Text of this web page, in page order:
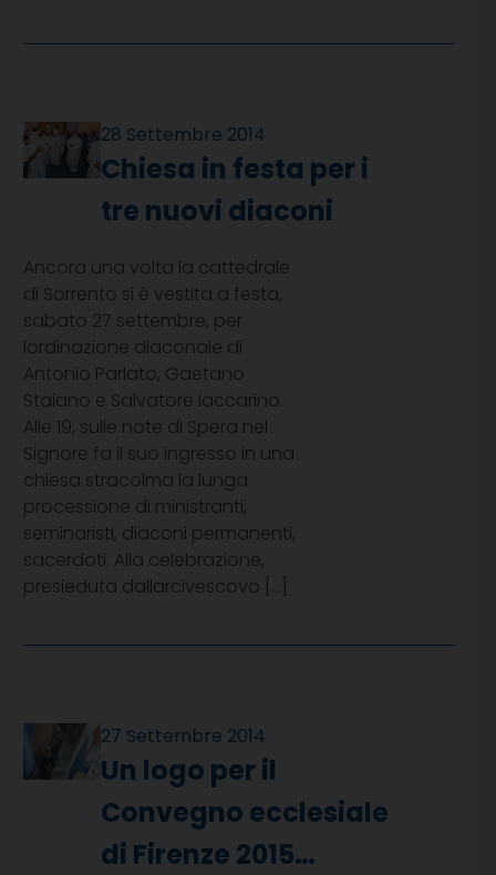
28 Settembre 2014
Chiesa in festa per i
tre nuovi diaconi
Ancora una volta la cattedrale
di Sorrento si è vestita a festa,
sabato 27 settembre, per
lordinazione diaconale di
Antonio Parlato, Gaetano
Staiano e Salvatore Iaccarino.
Alle 19, sulle note di Spera nel
Signore fa il suo ingresso in una
chiesa stracolma la lunga
processione di ministranti,
seminaristi, diaconi permanenti,
sacerdoti. Alla celebrazione,
presieduta dallarcivescovo […]
27 Settembre 2014
Un logo per il
Convegno ecclesiale
di Firenze 2015…